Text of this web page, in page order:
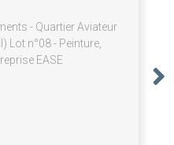
- Quartier Aviateur
Lot n°08 - Peinture,
EASE